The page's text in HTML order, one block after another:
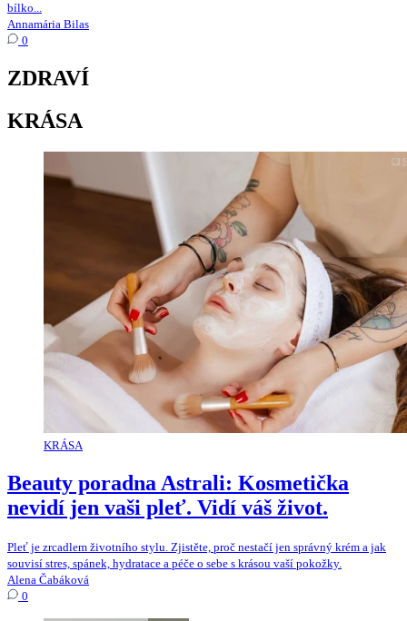
bílko...
Annamária Bilas
0
ZDRAVÍ
KRÁSA
KRÁSA
Beauty poradna Astrali: Kosmetička
nevidí jen vaši pleť. Vidí váš život.
Pleť je zrcadlem životního stylu. Zjistěte, proč nestačí jen správný krém a jak
souvisí stres, spánek, hydratace a péče o sebe s krásou vaší pokožky.
Alena Čabáková
0